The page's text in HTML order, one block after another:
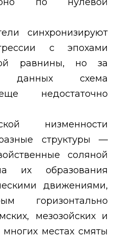
синхронизируют
с эпохами
равнины, но за
данных схема
недостаточно
низменности
структуры —
соляной
их образования
движениями,
горизонтально
мезозойских и
местах смяты